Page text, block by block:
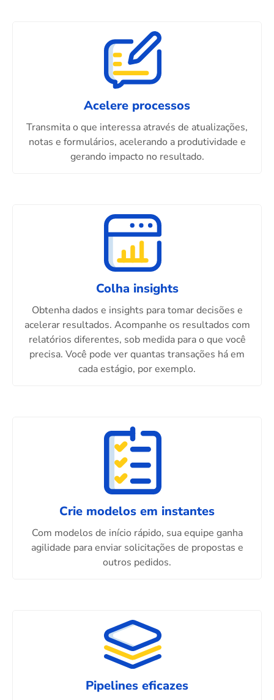
Acelere processos
Transmita o que interessa através de atualizações,
notas e formulários, acelerando a produtividade e
gerando impacto no resultado.
Colha insights
Obtenha dados e insights para tomar decisões e
acelerar resultados. Acompanhe os resultados com
relatórios diferentes, sob medida para o que você
precisa. Você pode ver quantas transações há em
cada estágio, por exemplo.
Crie modelos em instantes
Com modelos de início rápido, sua equipe ganha
agilidade para enviar solicitações de propostas e
outros pedidos.
Pipelines eficazes